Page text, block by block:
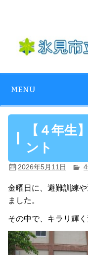
content
MENU
【４年生
ント
2026年5月11日
金曜日に、避難訓練
ました。
その中で、キラリ輝